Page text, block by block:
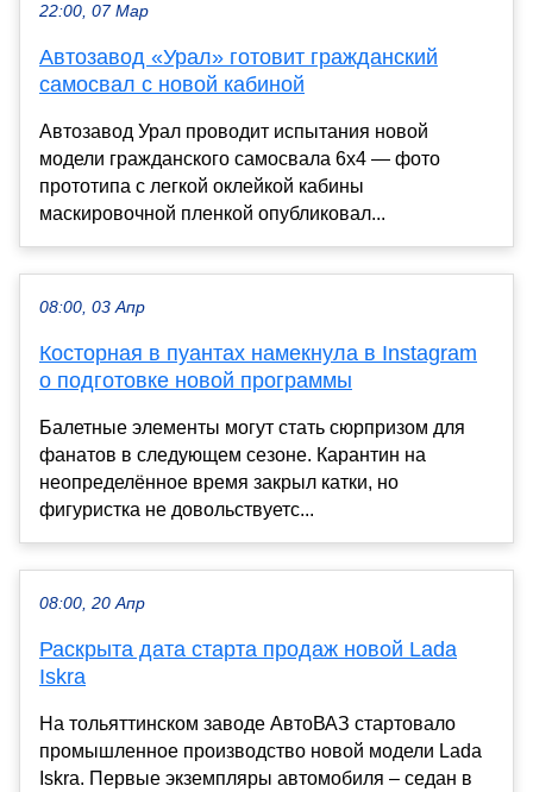
22:00, 07 Мар
Автозавод «Урал» готовит гражданский
самосвал с новой кабиной
Автозавод Урал проводит испытания новой
модели гражданского самосвала 6x4 — фото
прототипа с легкой оклейкой кабины
маскировочной пленкой опубликовал...
08:00, 03 Апр
Косторная в пуантах намекнула в Instagram
о подготовке новой программы
Балетные элементы могут стать сюрпризом для
фанатов в следующем сезоне. Карантин на
неопределённое время закрыл катки, но
фигуристка не довольствуетс...
08:00, 20 Апр
Раскрыта дата старта продаж новой Lada
Iskra
На тольяттинском заводе АвтоВАЗ стартовало
промышленное производство новой модели Lada
Iskra. Первые экземпляры автомобиля – седан в